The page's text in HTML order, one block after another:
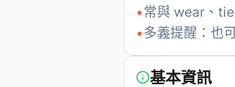
•常與 wear、
•多義提醒：也
基本資訊